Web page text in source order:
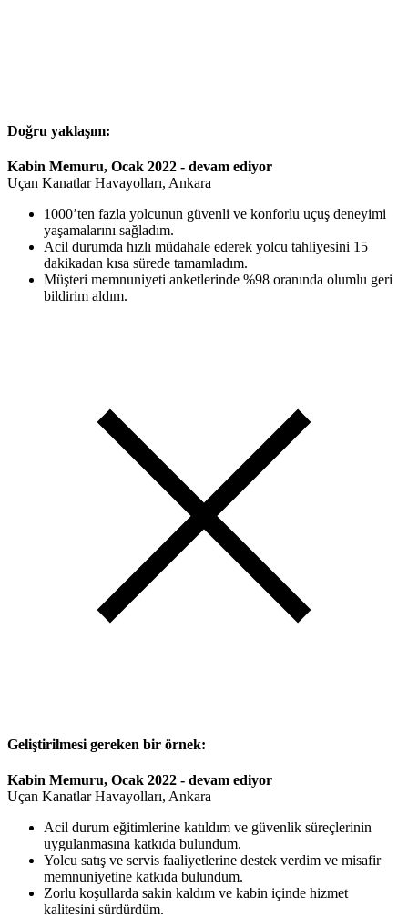
Doğru yaklaşım:
Kabin Memuru, Ocak 2022 - devam ediyor
Uçan Kanatlar Havayolları, Ankara
1000’ten fazla yolcunun güvenli ve konforlu uçuş deneyimi
yaşamalarını sağladım.
Acil durumda hızlı müdahale ederek yolcu tahliyesini 15
dakikadan kısa sürede tamamladım.
Müşteri memnuniyeti anketlerinde %98 oranında olumlu geri
bildirim aldım.
Geliştirilmesi gereken bir örnek:
Kabin Memuru, Ocak 2022 - devam ediyor
Uçan Kanatlar Havayolları, Ankara
Acil durum eğitimlerine katıldım ve güvenlik süreçlerinin
uygulanmasına katkıda bulundum.
Yolcu satış ve servis faaliyetlerine destek verdim ve misafir
memnuniyetine katkıda bulundum.
Zorlu koşullarda sakin kaldım ve kabin içinde hizmet
kalitesini sürdürdüm.